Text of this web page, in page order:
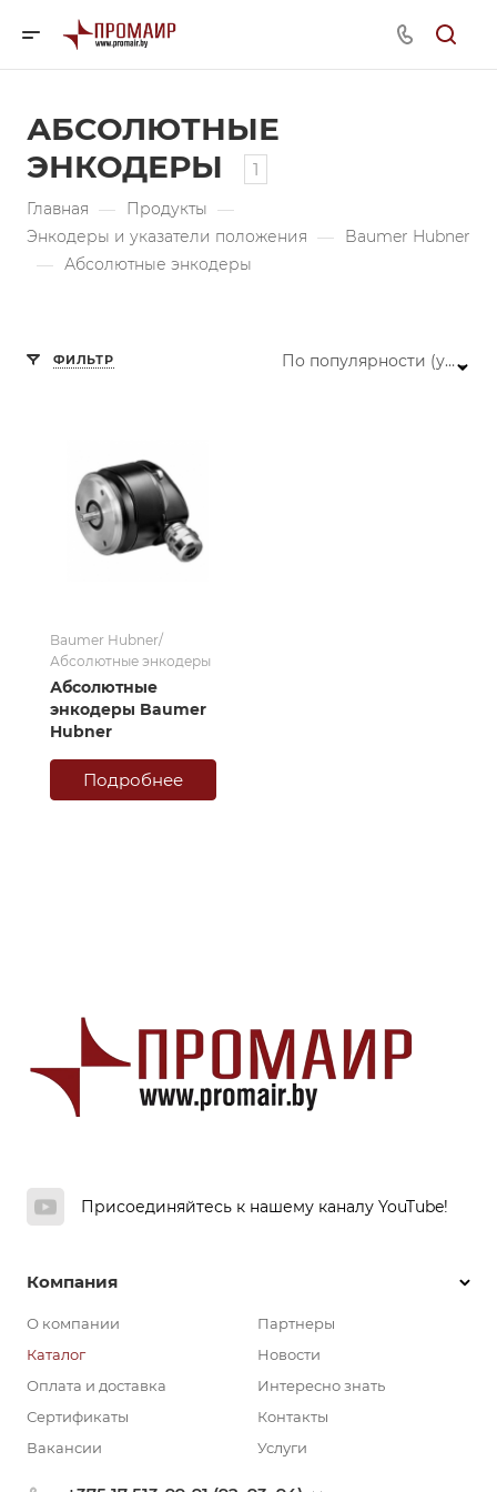
АБСОЛЮТНЫЕ
ЭНКОДЕРЫ
1
Главная — Продукты —
Энкодеры и указатели положения — Baumer Hubner
— Абсолютные энкодеры
ФИЛЬТР По популярности (убывание)
Baumer Hubner/
Абсолютные энкодеры
Абсолютные
энкодеры Baumer
Hubner
Подробнее
Присоединяйтесь к нашему каналу YouTube!
Компания
О компании
Каталог
Оплата и доставка
Сертификаты
Вакансии
Партнеры
Новости
Интересно знать
Контакты
Услуги